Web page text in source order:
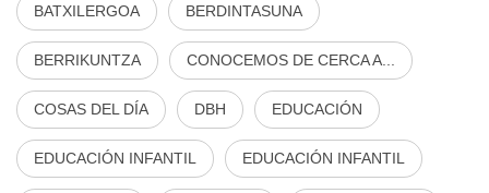
BATXILERGOA BERDINTASUNA
BERRIKUNTZA CONOCEMOS DE CERCA A...
COSAS DEL DÍA DBH EDUCACIÓN
EDUCACIÓN INFANTIL EDUCACIÓN INFANTIL